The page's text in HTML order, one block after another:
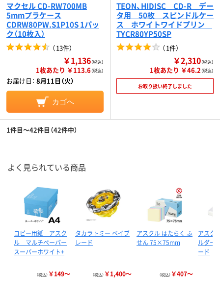
マクセル CD-RW700MB
5mmプラケース
CDRW80PW.S1P10S 1パッ
ク（10枚入）
（13件）
￥1,136（税込）
1枚あたり ￥113.6（税込）
お届け日： 8月11日（火）
カゴへ
TEON、HIDISC CD-R デー
タ用 50枚 スピンドルケー
ス ホワイトワイドプリン
TYCR80YP50SP
（1件）
￥2,310（税込）
1枚あたり ￥46.2（税込）
お取り扱い終了しました
1件目～42件目（42件中）
よく見られている商品
コピー用紙 アスク
ル マルチペーパー
スーパーホワイト+
（税込） ￥149～
タカラトミー ベイブ
レード
（税込） ￥1,400～
アスクル はたらく ふ
せん 75×75mm
（税込） ￥407～
アスク
ルダー
ード